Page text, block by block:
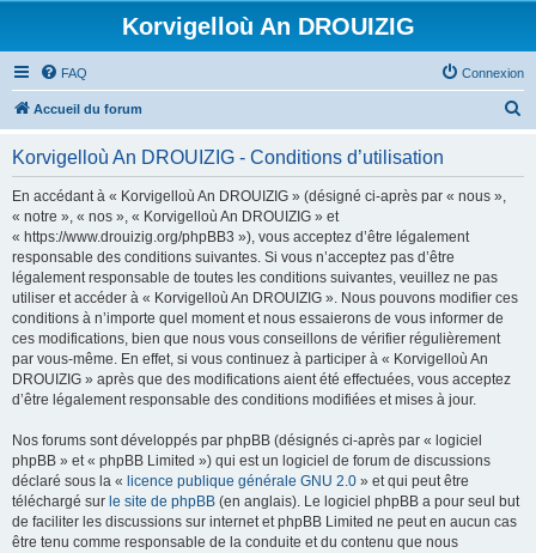
Korvigelloù An DROUIZIG
FAQ Connexion
Accueil du forum
Korvigelloù An DROUIZIG - Conditions d’utilisation
En accédant à « Korvigelloù An DROUIZIG » (désigné ci-après par « nous »,
« notre », « nos », « Korvigelloù An DROUIZIG » et
« https://www.drouizig.org/phpBB3 »), vous acceptez d’être légalement
responsable des conditions suivantes. Si vous n’acceptez pas d’être
légalement responsable de toutes les conditions suivantes, veuillez ne pas
utiliser et accéder à « Korvigelloù An DROUIZIG ». Nous pouvons modifier ces
conditions à n’importe quel moment et nous essaierons de vous informer de
ces modifications, bien que nous vous conseillons de vérifier régulièrement
par vous-même. En effet, si vous continuez à participer à « Korvigelloù An
DROUIZIG » après que des modifications aient été effectuées, vous acceptez
d’être légalement responsable des conditions modifiées et mises à jour.
Nos forums sont développés par phpBB (désignés ci-après par « logiciel
phpBB » et « phpBB Limited ») qui est un logiciel de forum de discussions
déclaré sous la « licence publique générale GNU 2.0 » et qui peut être
téléchargé sur le site de phpBB (en anglais). Le logiciel phpBB a pour seul but
de faciliter les discussions sur internet et phpBB Limited ne peut en aucun cas
être tenu comme responsable de la conduite et du contenu que nous